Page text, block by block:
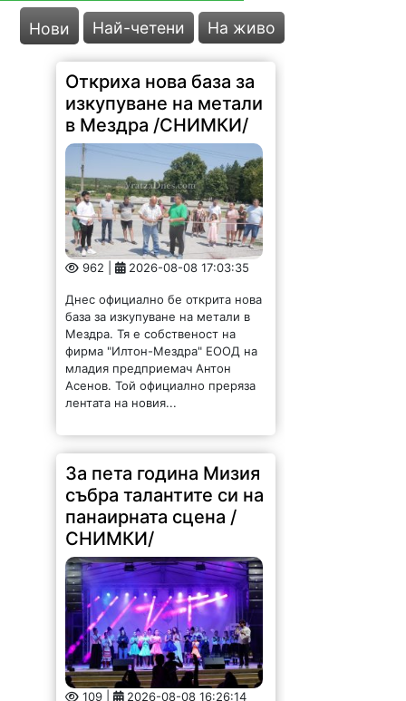
Нови Най-четени На живо
Откриха нова база за
изкупуване на метали
в Мездра /СНИМКИ/
962 | 2026-08-08 17:03:35
Днес официално бе открита нова
база за изкупуване на метали в
Мездра. Тя е собственост на
фирма "Илтон-Мездра" ЕООД на
младия предприемач Антон
Асенов. Той официално преряза
лентата на новия...
За пета година Мизия
събра талантите си на
панаирната сцена /
СНИМКИ/
109 | 2026-08-08 16:26:14